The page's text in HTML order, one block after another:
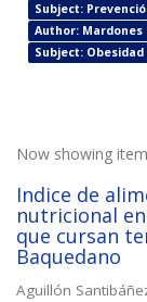
Subject:
Author: Mardones
Subject:
Now showing
Indice de
nutricional
que cursan
Baquedano
Aguillón